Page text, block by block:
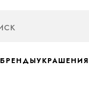
БРЕНДЫУКРАШЕНИЯ